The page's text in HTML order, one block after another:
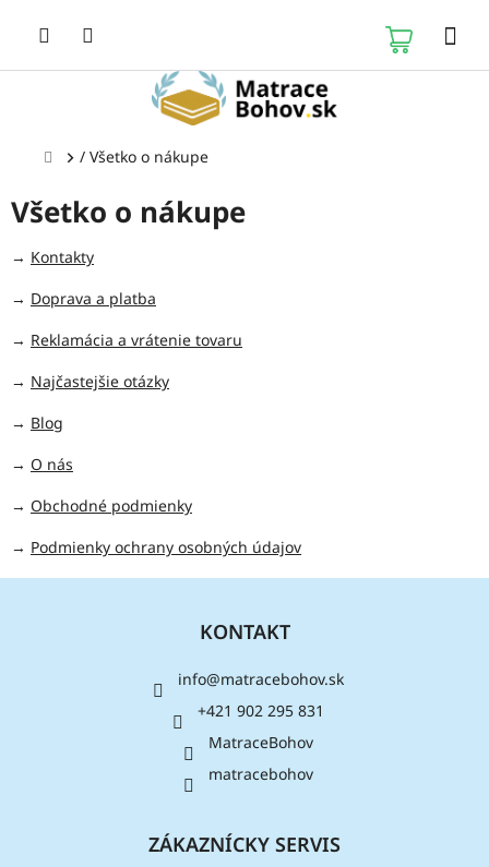
Domov
/ Všetko o nákupe
Všetko o nákupe
→ Kontakty
→ Doprava a platba
→ Reklamácia a vrátenie tovaru
→ Najčastejšie otázky
→ Blog
→ O nás
→ Obchodné podmienky
→ Podmienky ochrany osobných údajov
Z
KONTAKT
info@matracebohov.sk
+421 902 295 831
MatraceBohov
matracebohov
ZÁKAZNÍCKY SERVIS